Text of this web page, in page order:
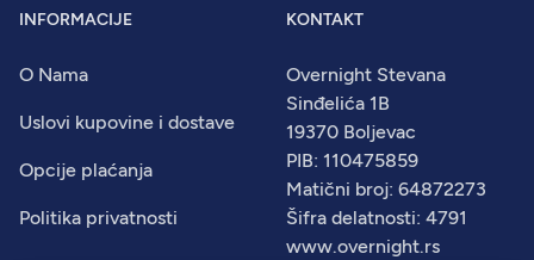
INFORMACIJE
O Nama
Uslovi kupovine i dostave
Opcije plaćanja
Politika privatnosti
KONTAKT
Overnight Stevana
Sinđelića 1B
19370 Boljevac
PIB: 110475859
Matični broj: 64872273
Šifra delatnosti: 4791
www.overnight.rs